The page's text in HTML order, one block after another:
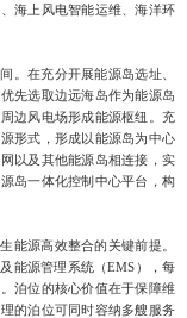
海上风电智能运维、海洋环
。在充分开展能源岛选址、
先选取边远海岛作为能源岛
边风电场形成能源枢纽。充
形式，形成以能源岛为中心
以及其他能源岛相连接，实
岛一体化控制中心平台，构
能源高效整合的关键前提。
能源管理系统（EMS ），每
泊位的核心价值在于保障维
的泊位可同时容纳多艘服务